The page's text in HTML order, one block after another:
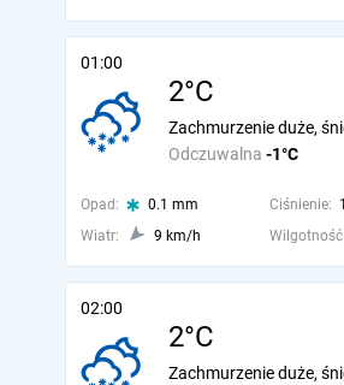
01:00
2°C
Odczuwalna -1°C
Zachmurzenie duże,
Opad: 0.1 mm Ciśnienie:
Wiatr:
9 km/h Wilgotność:
02:00
2°C
Zachmurzenie duże,